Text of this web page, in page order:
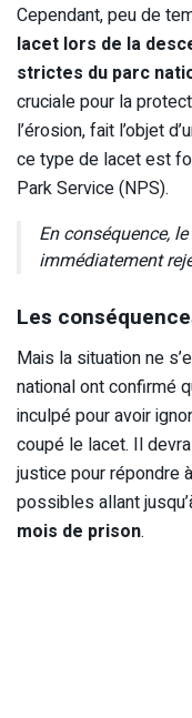
Cependant, peu de
lacet lors de la
strictes du parc
cruciale pour la
l’érosion, fait l’objet
ce type de lacet est
Park Service (NPS).
En conséquence,
immédiatement
Les
Mais la situation ne
national ont confirmé
inculpé pour avoir
coupé le lacet. Il
justice pour répondre
possibles allant
mois de prison.